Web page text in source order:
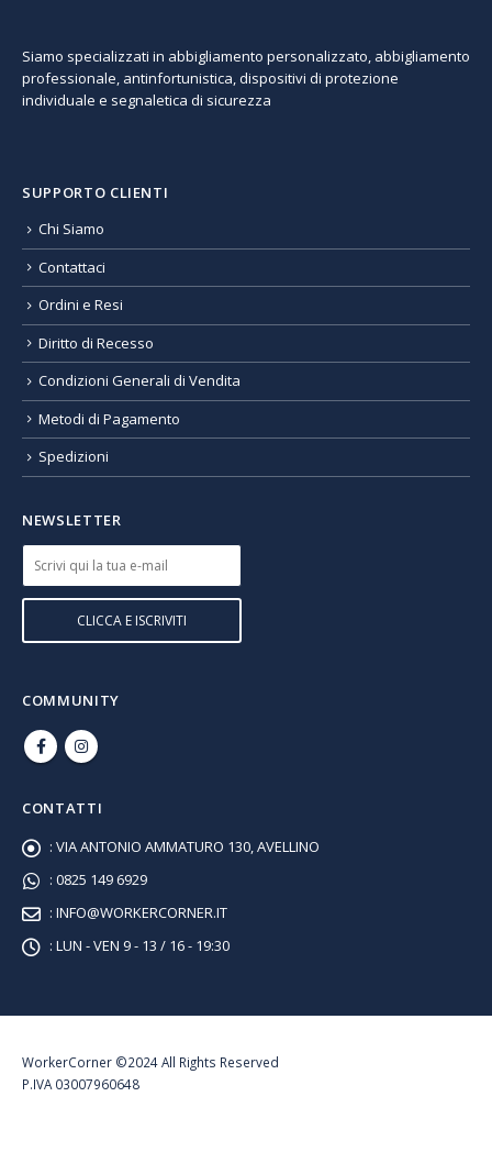
Siamo specializzati in abbigliamento personalizzato, abbigliamento
professionale, antinfortunistica, dispositivi di protezione
individuale e segnaletica di sicurezza
SUPPORTO CLIENTI
Chi Siamo
Contattaci
Ordini e Resi
Diritto di Recesso
Condizioni Generali di Vendita
Metodi di Pagamento
Spedizioni
NEWSLETTER
COMMUNITY
CONTATTI
: VIA ANTONIO AMMATURO 130, AVELLINO
: 0825 149 6929
: INFO@WORKERCORNER.IT
: LUN - VEN 9 - 13 / 16 - 19:30
WorkerCorner ©2024 All Rights Reserved
P.IVA 03007960648